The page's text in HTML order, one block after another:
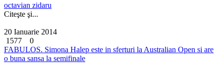
octavian zidaru
Citeşte şi...
20 Ianuarie 2014
1577
0
FABULOS. Simona Halep este in sferturi la Australian Open si are
o buna sansa la semifinale